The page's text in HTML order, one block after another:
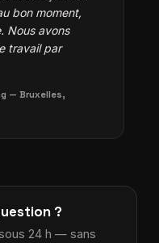
bon moment,
Nous avons
travail par
— Bruxelles,
?
24 h — sans